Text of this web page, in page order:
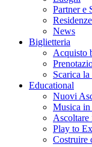
Partner e
News
Biglietteria
Acquisto
Scarica
Educational
Nuovi
Musica in
Ascoltare
Play to
Costruire